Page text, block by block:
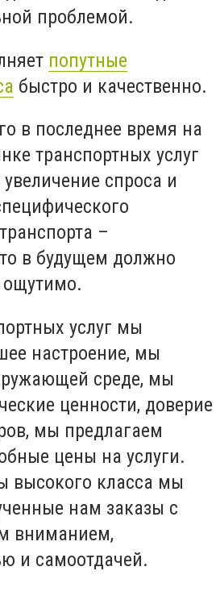
проблемой.
попутные
быстро и качественно.
в последнее время на
транспортных услуг
спроса и
–
в будущем должно
ощутимо.
услуг мы
настроение, мы
среде, мы
ценности, доверие
мы предлагаем
цены на услуги.
высокого класса мы
нам заказы с
вниманием,
и самоотдачей.